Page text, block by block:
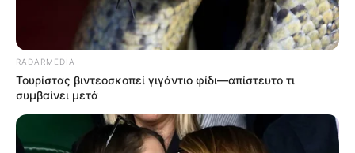
RADARMEDIA
Τουρίστας βιντεοσκοπεί γιγάντιο φίδι—απίστευτο τι
συμβαίνει μετά